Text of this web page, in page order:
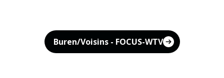
Buren/Voisins - FOCUS-WTV